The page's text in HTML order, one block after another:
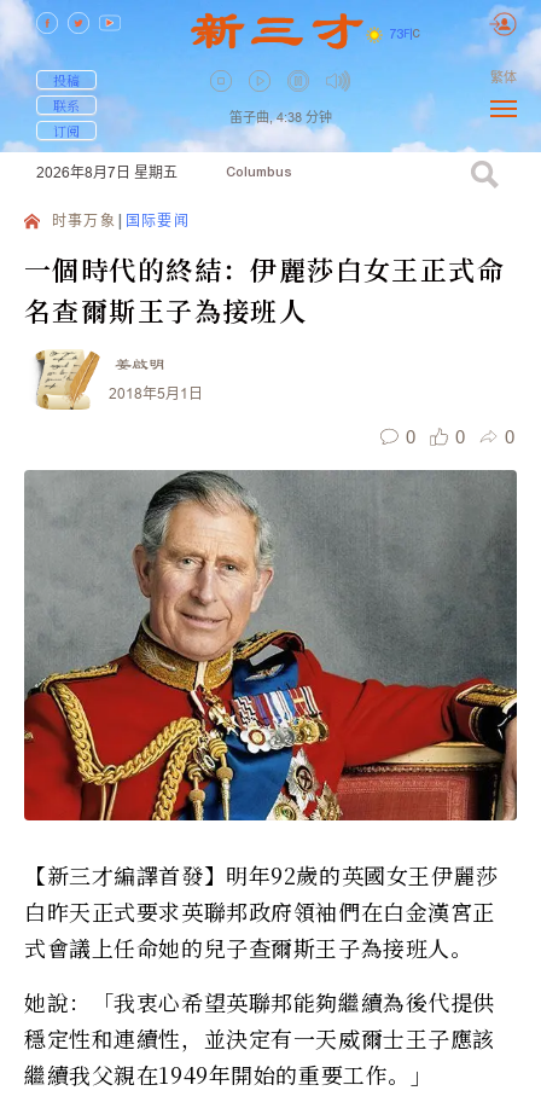
73F| C
投稿
联系
订阅
笛子曲, 4:38 分钟
繁体
2026年8月7日 星期五 Columbus
时事万象 国际要闻
一個時代的終結：伊麗莎白女王正式命
名查爾斯王子為接班人
姜啟明
2018年5月1日
0 0 0
【新三才編譯首發】明年92歲的英國女王伊麗莎
白昨天正式要求英聯邦政府領袖們在白金漢宮正
式會議上任命她的兒子查爾斯王子為接班人。
她說：「我衷心希望英聯邦能夠繼續為後代提供
穩定性和連續性，並決定有一天威爾士王子應該
繼續我父親在1949年開始的重要工作。」